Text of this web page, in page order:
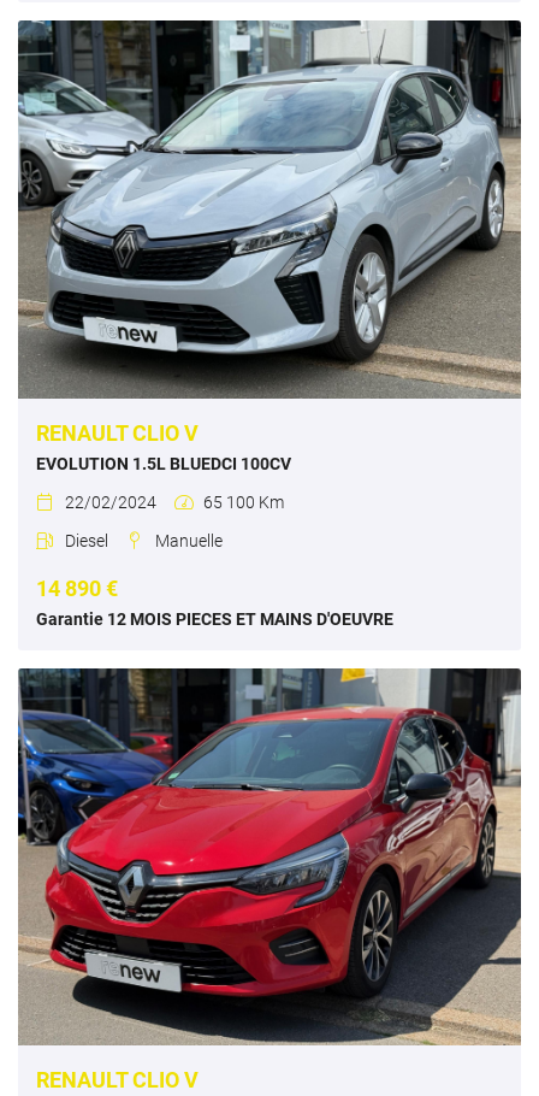
RENAULT CLIO V
EVOLUTION 1.5L BLUEDCI 100CV
 22/02/2024  65 100 Km
 Diesel  Manuelle
14 890 €
Garantie 12 MOIS PIECES ET MAINS D'OEUVRE
RENAULT CLIO V